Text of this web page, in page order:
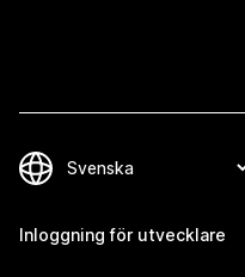
Inloggning för utvecklare